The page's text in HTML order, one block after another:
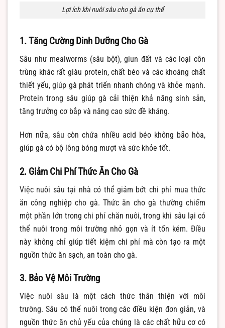
Lợi ích khi nuôi sâu cho gà ăn cụ thể
1. Tăng Cường Dinh Dưỡng Cho Gà
Sâu như mealworms (sâu bột), giun đất và các loại côn
trùng khác rất giàu protein, chất béo và các khoáng chất
thiết yếu, giúp gà phát triển nhanh chóng và khỏe mạnh.
Protein trong sâu giúp gà cải thiện khả năng sinh sản,
tăng trưởng cơ bắp và nâng cao sức đề kháng.
Hơn nữa, sâu còn chứa nhiều acid béo không bão hòa,
giúp gà có bộ lông bóng mượt và sức khỏe tốt.
2. Giảm Chi Phí Thức Ăn Cho Gà
Việc nuôi sâu tại nhà có thể giảm bớt chi phí mua thức
ăn công nghiệp cho gà. Thức ăn cho gà thường chiếm
một phần lớn trong chi phí chăn nuôi, trong khi sâu lại có
thể nuôi trong môi trường nhỏ gọn và ít tốn kém. Điều
này không chỉ giúp tiết kiệm chi phí mà còn tạo ra một
nguồn thức ăn sạch, an toàn cho gà.
3. Bảo Vệ Môi Trường
Việc nuôi sâu là một cách thức thân thiện với môi
trường. Sâu có thể nuôi trong các điều kiện đơn giản, và
nguồn thức ăn chủ yếu của chúng là các chất hữu cơ có